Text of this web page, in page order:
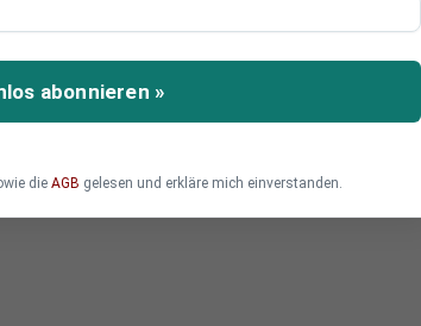
von
mehr Tier-
richtet sich
in Berlin
abonnieren »
die AGB gelesen und erkläre mich einverstanden.